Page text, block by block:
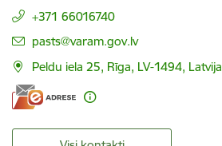
+371 66016740
E-pasts:
pasts@varam.gov.lv
Peldu iela 25, Rīga, LV-1494, Latvija